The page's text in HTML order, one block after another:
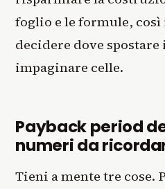
foglio e le formule,
decidere dove
impaginare celle.
Payback period
numeri da
Tieni a mente tre cose.